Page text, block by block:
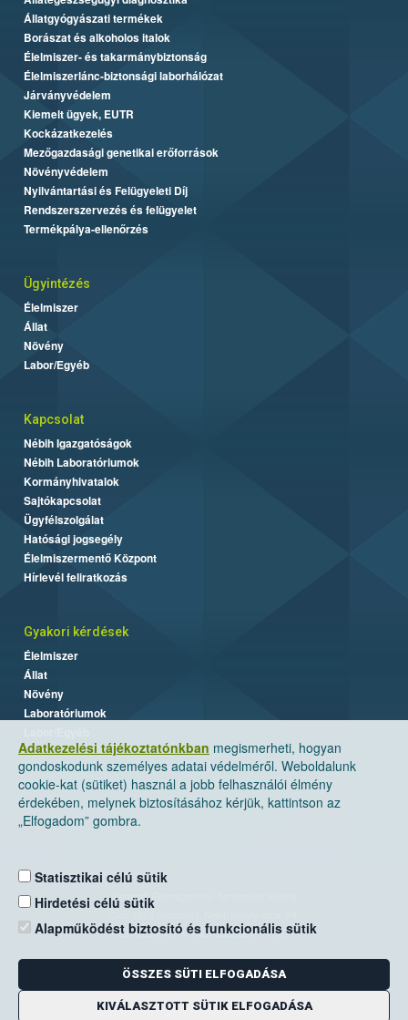
Adatkezelési tájékoztatónkban megismerheti, hogyan
gondoskodunk személyes adatai védelméről. Weboldalunk
cookie-kat (sütiket) használ a jobb felhasználói élmény
érdekében, melynek biztosításához kérjük, kattintson az
„Elfogadom” gombra.
Statisztikai célú sütik
Hirdetési célú sütik
Alapműködést biztosító és funkcionális sütik
ÖSSZES SÜTI ELFOGADÁSA
KIVÁLASZTOTT SÜTIK ELFOGADÁSA
Állatgyógyászati termékek
Borászat és alkoholos italok
Élelmiszer- és takarmánybiztonság
Élelmiszerlánc-biztonsági laborhálózat
Járványvédelem
Kiemelt ügyek, EUTR
Kockázatkezelés
Mezőgazdasági genetikai erőforrások
Növényvédelem
Nyilvántartási és Felügyeleti Díj
Rendszerszervezés és felügyelet
Termékpálya-ellenőrzés
Ügyintézés
Élelmiszer
Állat
Növény
Labor/Egyéb
Kapcsolat
Nébih Igazgatóságok
Nébih Laboratóriumok
Kormányhivatalok
Sajtókapcsolat
Ügyfélszolgálat
Hatósági jogsegély
Élelmiszermentő Központ
Hírlevél feliratkozás
Gyakori kérdések
Élelmiszer
Állat
Növény
Laboratóriumok
Nemzeti Élelmiszerlánc-biztonsági Hivatal
Levelezési cím: 1525 Budapest. Pf. 30.
E-mail:ugyfelszolgalat@nebih.gov.hu
Zöld szám: 06-80/263-244